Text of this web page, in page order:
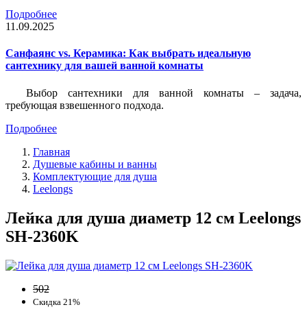
Подробнее
11.09.2025
Санфаянс vs. Керамика: Как выбрать идеальную
сантехнику для вашей ванной комнаты
Выбор сантехники для ванной комнаты – задача,
требующая взвешенного подхода.
Подробнее
Главная
Душевые кабины и ванны
Комплектующие для душа
Leelongs
Лейка для душа диаметр 12 см Leelongs
SH-2360K
502
Скидка 21%